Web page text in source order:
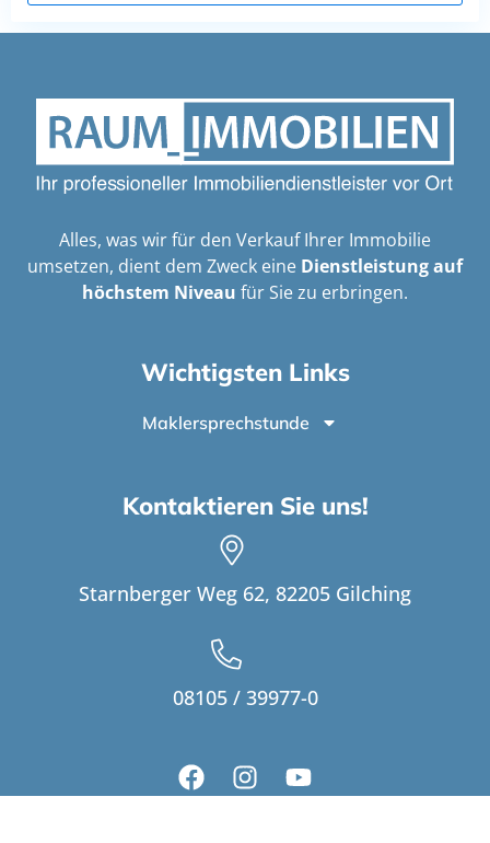
Alles, was wir für den Verkauf Ihrer Immobilie
umsetzen, dient dem Zweck eine Dienstleistung auf
höchstem Niveau für Sie zu erbringen.
Wichtigsten Links
Maklersprechstunde
Kontaktieren Sie uns!
Starnberger Weg 62, 82205 Gilching
08105 / 39977-0